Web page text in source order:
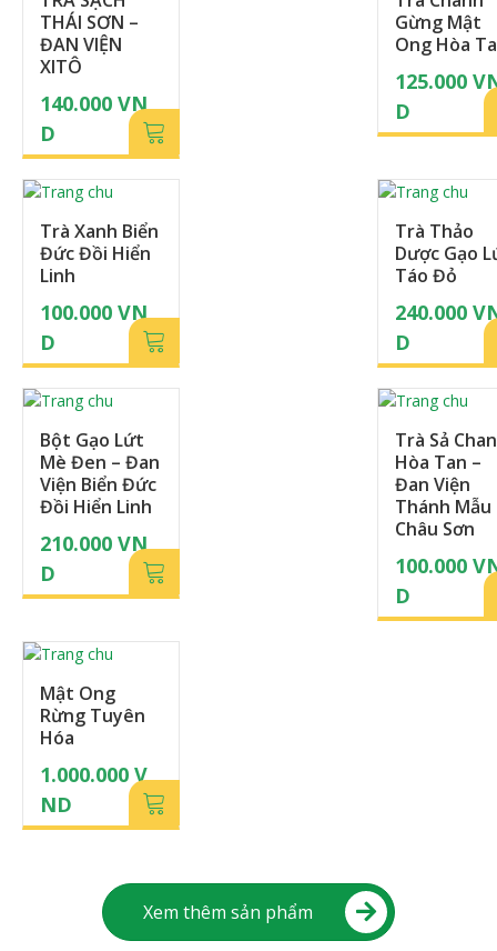
THÁI SƠN –
ĐAN VIỆN
XITÔ
140.000 VN
D
Gừng Mật
Ong Hòa
125.000
D
Trà Xanh Biển
Đức Đồi Hiển
Linh
100.000 VN
D
Trà Thảo
Dược Gạo
Táo Đỏ
240.000
D
Bột Gạo Lứt
Mè Đen – Đan
Viện Biển Đức
Đồi Hiển Linh
210.000 VN
D
Trà Sả
Hòa Tan –
Đan Viện
Thánh Mẫu
Châu Sơn
100.000
D
Mật Ong
Rừng Tuyên
Hóa
1.000.000 V
ND
Xem thêm sản phẩm